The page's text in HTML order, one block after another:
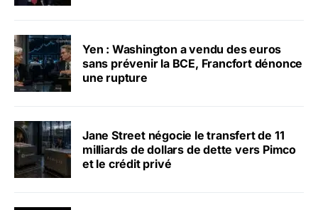
Yen : Washington a vendu des euros
sans prévenir la BCE, Francfort dénonce
une rupture
Jane Street négocie le transfert de 11
milliards de dollars de dette vers Pimco
et le crédit privé